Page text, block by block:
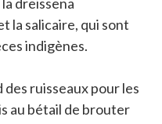
la salicaire, qui sont
indigènes.
ruisseaux pour les
au bétail de brouter